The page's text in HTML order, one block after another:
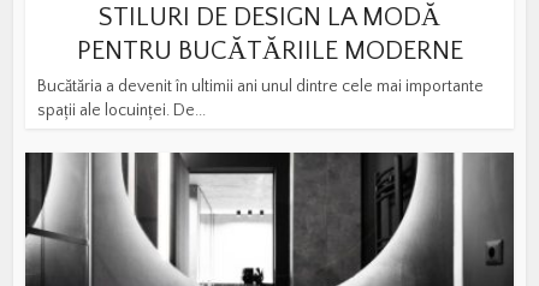
STILURI DE DESIGN LA MODĂ
PENTRU BUCĂTĂRIILE MODERNE
Bucătăria a devenit în ultimii ani unul dintre cele mai importante
spații ale locuinței. De...